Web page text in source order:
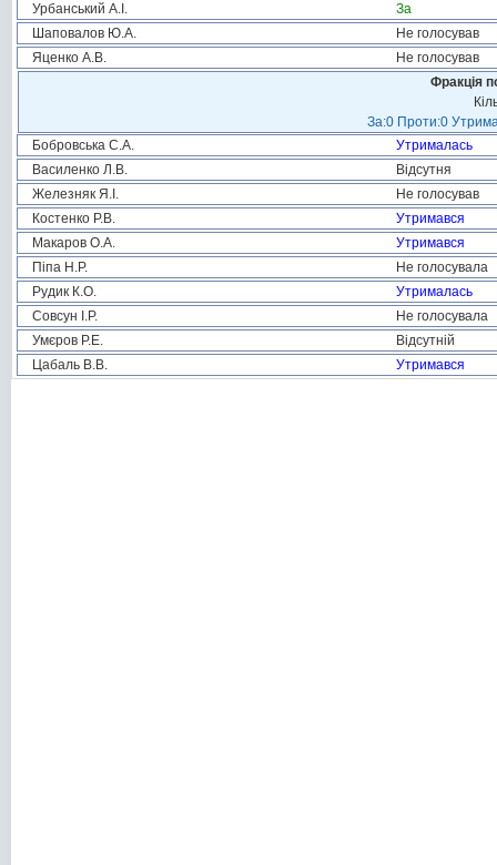
Урбанський А.І.
За
Шаповалов Ю.А.
Не голосував
Яценко А.В.
Не голосував
Фракція
За:0 Проти:0
Бобровська С.А.
Утрималась
Василенко Л.В.
Відсутня
Железняк Я.І.
Не голосував
Костенко Р.В.
Утримався
Макаров О.А.
Утримався
Піпа Н.Р.
Не голосувала
Рудик К.О.
Утрималась
Совсун І.Р.
Не голосувала
Умєров Р.Е.
Відсутній
Цабаль В.В.
Утримався